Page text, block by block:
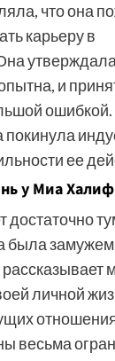
что она
карьеру в
и
ошибкой.
ее
у Миа
была
личной
весьма